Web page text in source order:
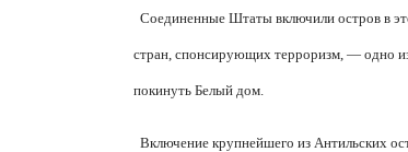
Соединенные Штаты включили остров в
стран, спонсирующих терроризм, — одно
покинуть Белый дом.
Включение крупнейшего из Антильских